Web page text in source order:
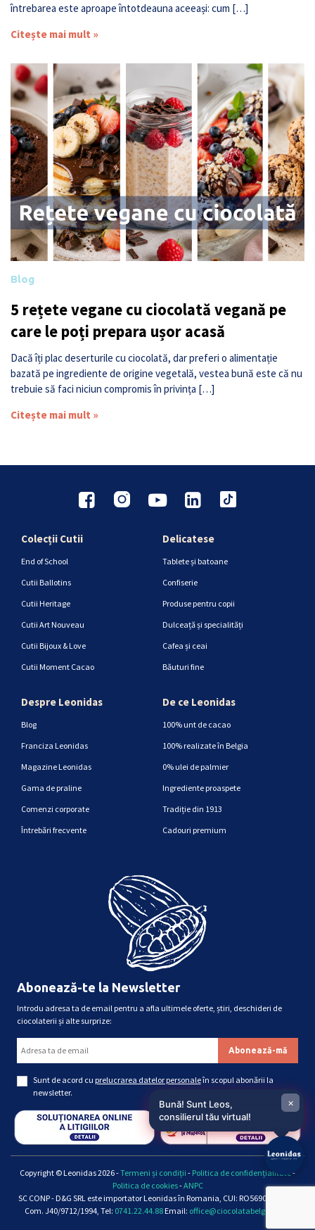
întrebarea este aproape întotdeauna aceeași: cum […]
Citește mai mult »
Blog
5 rețete vegane cu ciocolată vegană pe
care le poți prepara ușor acasă
Dacă îți plac deserturile cu ciocolată, dar preferi o alimentație
bazată pe ingrediente de origine vegetală, vestea bună este că nu
trebuie să faci niciun compromis în privința […]
Citește mai mult »
Colecții Cutii
End of School
Cutii Ballotins
Cutii Heritage
Cutii Art Nouveau
Cutii Bijoux & Love
Cutii Moment Cacao
Delicatese
Tablete și batoane
Confiserie
Produse pentru copii
Dulceață și specialități
Cafea și ceai
Băuturi fine
Despre Leonidas
Blog
Franciza Leonidas
Magazine Leonidas
Gama de praline
Comenzi corporate
Întrebări frecvente
De ce Leonidas
100% unt de cacao
100% realizate în Belgia
0% ulei de palmier
Ingrediente proaspete
Tradiție din 1913
Cadouri premium
Abonează-te la Newsletter
Introdu adresa ta de email pentru a afla ultimele oferte, știri, deschideri de
ciocolaterii și alte surprize:
Sunt de acord cu prelucrarea datelor personaleîn scopul abonării la
newsletter.
Copyright © Leonidas 2026 -Termeni și condiții - Politica de confidențialitate-
Politica de cookies-ANPC
SC CONP - D&G SRL este importator Leonidas în Romania, CUI: RO5690661, Reg.
Com. J40/9712/1994, Tel: 0741.22.44.88Email: office@ciocolatabelgiana.ro
Bună! Sunt Leos,
consilierul tău virtual!
×